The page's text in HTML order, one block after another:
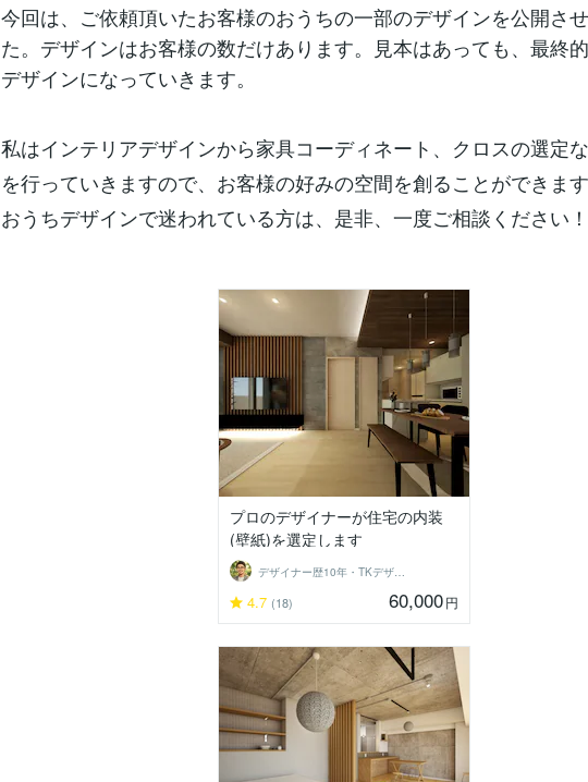
今回は、ご依頼頂いたお客様のおうちの一部のデザインを公開さ
た。デザインはお客様の数だけあります。見本はあっても、最終
デザインになっていきます。
私はインテリアデザインから家具コーディネート、クロスの選定
を行っていきますので、お客様の好みの空間を創ることができま
おうちデザインで迷われている方は、是非、一度ご相談ください！
プロのデザイナーが住宅の内装
(壁紙)を選定します
デザイナー歴10年・TKデザイン工房
4.7 (18) 60,000円